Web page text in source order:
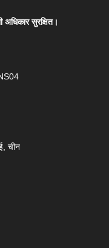
सुरक्षित।
चीन